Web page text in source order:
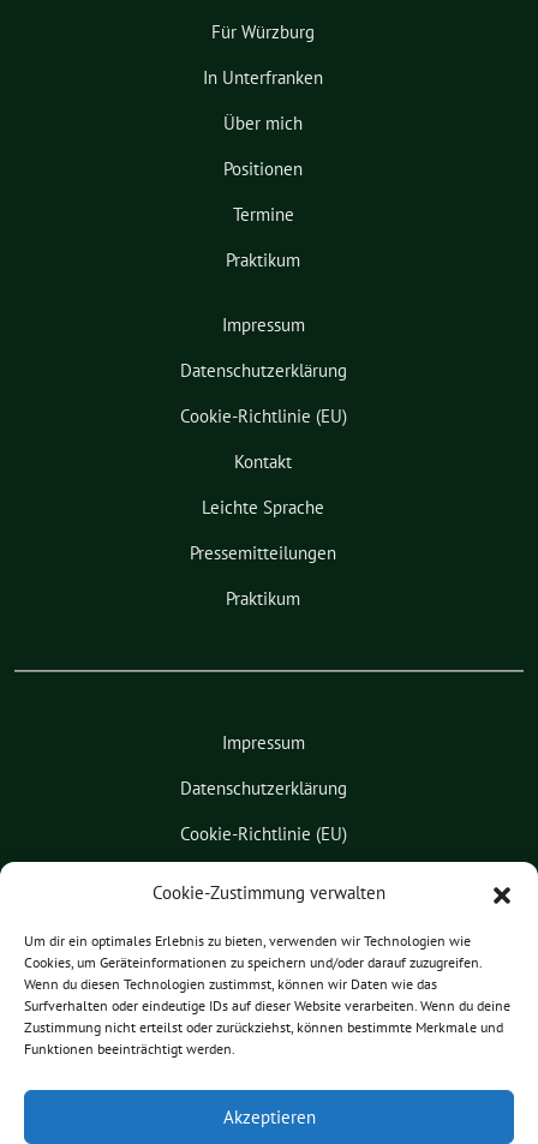
Cookie-Zustimmung verwalten
Um dir ein optimales Erlebnis zu bieten, verwenden wir Technologien wie
Cookies, um Geräteinformationen zu speichern und/oder darauf zuzugreifen.
Wenn du diesen Technologien zustimmst, können wir Daten wie das
Surfverhalten oder eindeutige IDs auf dieser Website verarbeiten. Wenn du deine
Zustimmung nicht erteilst oder zurückziehst, können bestimmte Merkmale und
Funktionen beeinträchtigt werden.
Akzeptieren
Für Würzburg
In Unterfranken
Über mich
Positionen
Termine
Praktikum
Impressum
Datenschutzerklärung
Cookie-Richtlinie (EU)
Kontakt
Leichte Sprache
Pressemitteilungen
Praktikum
Impressum
Datenschutzerklärung
Cookie-Richtlinie (EU)
Pressemitteilungen
Praktikum
freie grüne Theme